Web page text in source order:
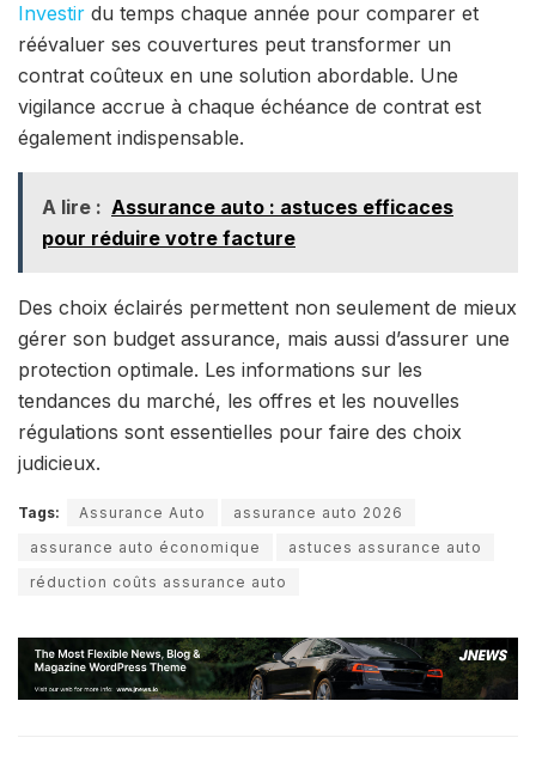
Investir du temps chaque année pour comparer et
réévaluer ses couvertures peut transformer un
contrat coûteux en une solution abordable. Une
vigilance accrue à chaque échéance de contrat est
également indispensable.
A lire : Assurance auto : astuces efficaces
pour réduire votre facture
Des choix éclairés permettent non seulement de mieux
gérer son budget assurance, mais aussi d’assurer une
protection optimale. Les informations sur les
tendances du marché, les offres et les nouvelles
régulations sont essentielles pour faire des choix
judicieux.
Tags: Assurance Auto
assurance auto 2026
assurance auto économique
astuces assurance auto
réduction coûts assurance auto